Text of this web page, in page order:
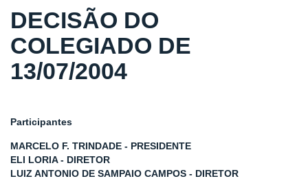
DECISÃO DO
COLEGIADO DE
13/07/2004
Participantes
MARCELO F. TRINDADE - PRESIDENTE
ELI LORIA - DIRETOR
LUIZ ANTONIO DE SAMPAIO CAMPOS - DIRETOR